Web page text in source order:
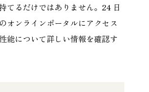
てるだけではありません。24 日
オンラインポータルにアクセス
能について詳しい情報を確認す